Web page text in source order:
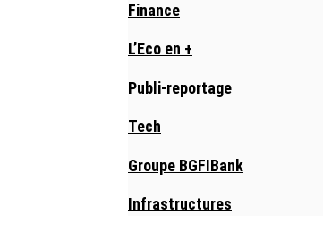
Finance
L’Eco en +
Publi-reportage
Tech
Groupe BGFIBank
Infrastructures